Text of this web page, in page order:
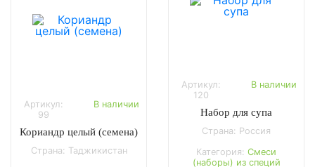
Артикул:
99
В наличии
Кориандр целый (семена)
Страна: Таджикистан
Артикул:
120
В наличии
Набор для супа
Страна: Россия
Категория: Смеси
(наборы) из специй